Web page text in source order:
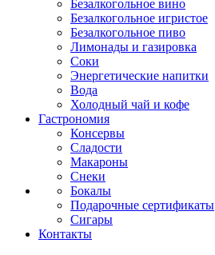
Безалкогольное вино
Безалкогольное игристое
Безалкогольное пиво
Лимонады и газировка
Соки
Энергетические напитки
Вода
Холодный чай и кофе
Гастрономия
Консервы
Сладости
Макароны
Снеки
Бокалы
Подарочные сертификаты
Сигары
Контакты